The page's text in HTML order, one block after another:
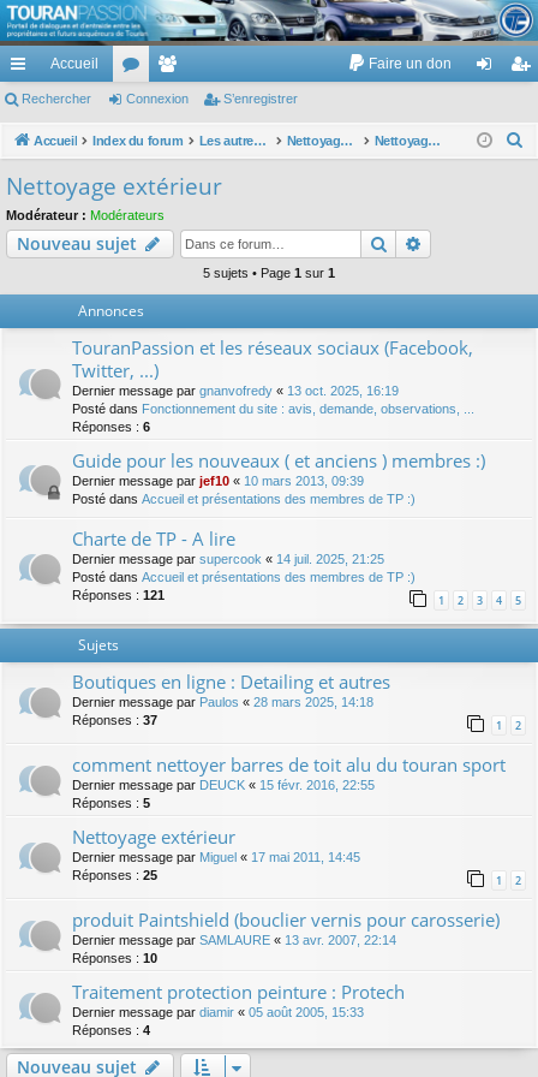
TouranPassion
Le forum des propriétaires ou futurs acquéreurs du Volkswagen Touran
cc
ès
pi
de
Accueil
or
u
e
m
Faire un don
ne nr
Rechercher Connexion S’enregistrer
Accueil Index du forum Les autres voitures et ce qui touche à la voiture Nettoyage des voitures Nettoyage extérieur
c
Nettoyage extérieur
Modérateur : Modérateurs
Nouveau sujet Rechercher
5 sujets • Page 1 sur 1
Annonces
TouranPassion et les réseaux sociaux (Facebook,
Twitter, ...)
Dernier message par gnanvofredy « 13 oct. 2025, 16:19
Posté dans Fonctionnement du site : avis, demande, observations, ...
Réponses : 6
Guide pour les nouveaux ( et anciens ) membres :)
Dernier message par jef10 « 10 mars 2013, 09:39
Posté dans Accueil et présentations des membres de TP :)
Charte de TP - A lire
Dernier message par supercook « 14 juil. 2025, 21:25
Posté dans Accueil et présentations des membres de TP :)
Réponses : 121 1 2 3 4 5
Sujets
Boutiques en ligne : Detailing et autres
Dernier message par Paulos « 28 mars 2025, 14:18
Réponses : 37 1 2
comment nettoyer barres de toit alu du touran sport
Dernier message par DEUCK « 15 févr. 2016, 22:55
Réponses : 5
Nettoyage extérieur
Dernier message par Miguel « 17 mai 2011, 14:45
Réponses : 25 1 2
produit Paintshield (bouclier vernis pour carosserie)
Dernier message par SAMLAURE « 13 avr. 2007, 22:14
Réponses : 10
Traitement protection peinture : Protech
Dernier message par diamir « 05 août 2005, 15:33
Réponses : 4
Nouveau sujet